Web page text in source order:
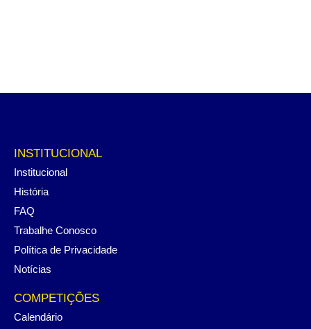
INSTITUCIONAL
Institucional
História
FAQ
Trabalhe Conosco
Política de Privacidade
Notícias
COMPETIÇÕES
Calendário